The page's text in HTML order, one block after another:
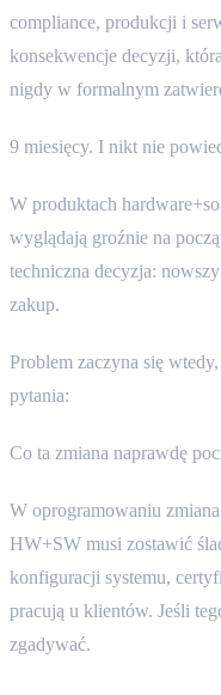
compliance, produkcji i
konsekwencje decyzji,
nigdy w formalnym
9 miesięcy. I nikt nie
W produktach
wyglądają groźnie na
techniczna decyzja:
zakup.
Problem zaczyna się
pytania:
Co ta zmiana naprawdę
W oprogramowaniu
HW+SW musi zostawić
konfiguracji systemu,
pracują u klientów. Jeśli
zgadywać.